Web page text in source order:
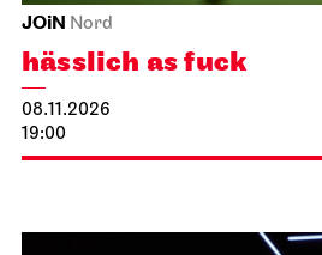
JOiN Nord
hässlich as fuck
08.11.2026
19:00